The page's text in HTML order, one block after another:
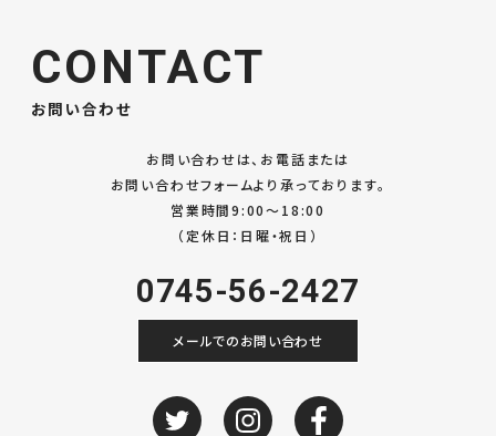
CONTACT
お問い合わせ
お問い合わせは、お電話または
お問い合わせフォームより承っております。
営業時間9:00～18:00
（定休日：日曜・祝日）
0745-56-2427
メールでのお問い合わせ